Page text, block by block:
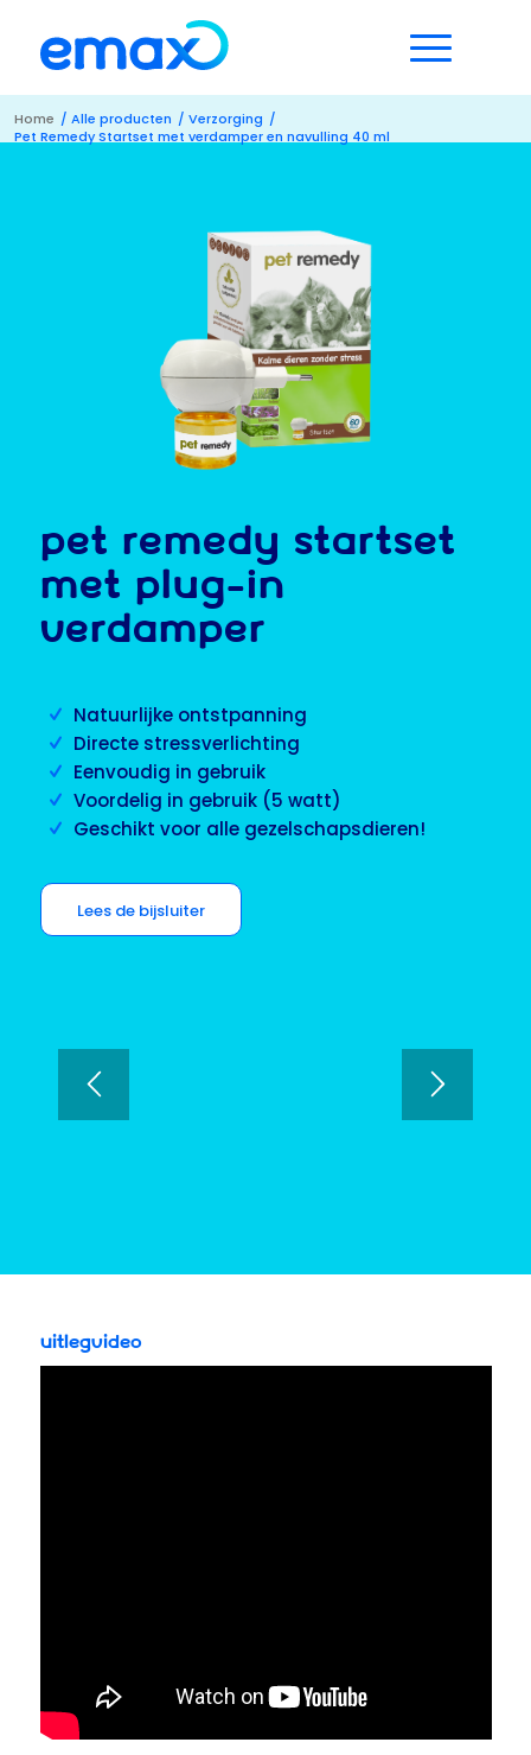
Home / Alle producten / Verzorging /
Pet Remedy Startset met verdamper en navulling 40 ml
PET REMEDY STARTSET
MET PLUG-IN
VERDAMPER
Natuurlijke ontstpanning
Directe stressverlichting
Eenvoudig in gebruik
Voordelig in gebruik (5 watt)
Geschikt voor alle gezelschapsdieren!
Lees de bijsluiter
Uitlegvideo